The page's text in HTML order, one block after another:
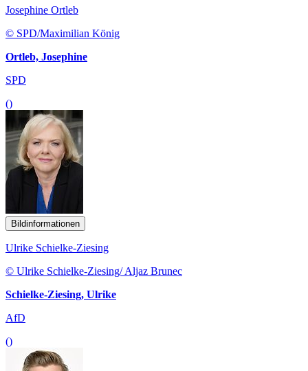
Josephine Ortleb
© SPD/Maximilian König
Ortleb, Josephine
SPD
()
Bildinformationen
Ulrike Schielke-Ziesing
© Ulrike Schielke-Ziesing/ Aljaz Brunec
Schielke-Ziesing, Ulrike
AfD
()